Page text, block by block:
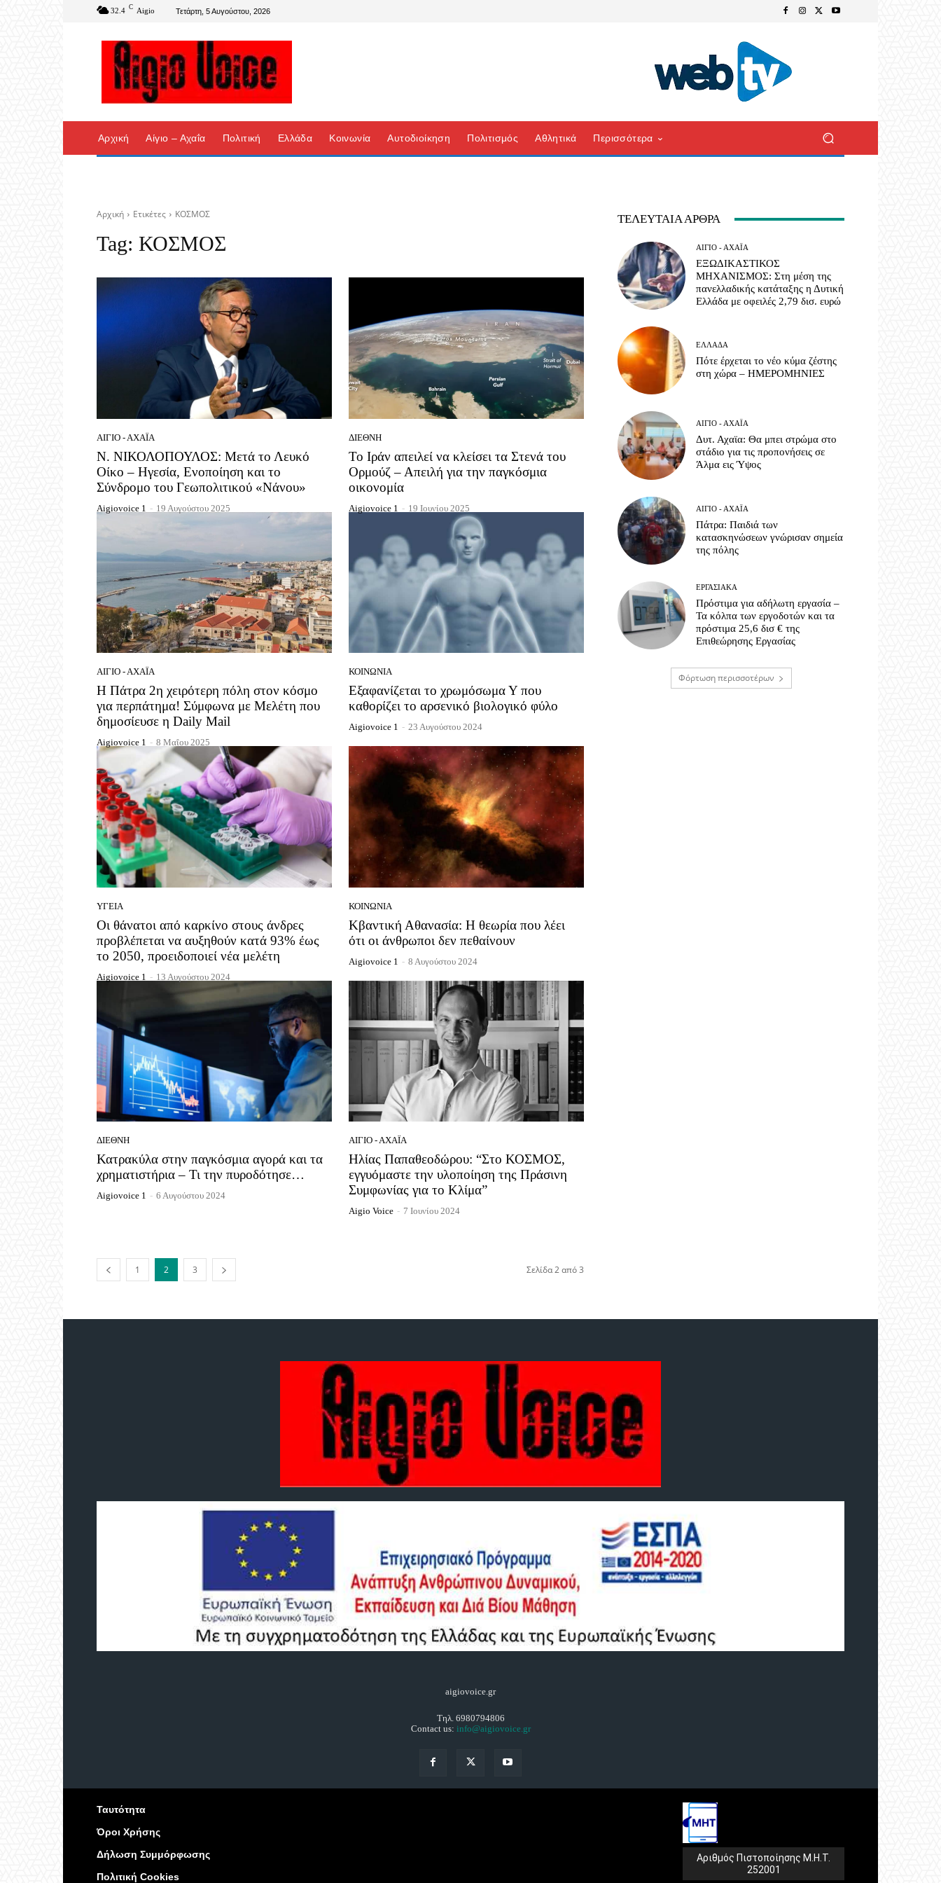
32.4 C Aigio Τετάρτη, 5 Αυγούστου, 2026
Αρχική Αίγιο – Αχαΐα Πολιτική Ελλάδα Κοινωνία Αυτοδιοίκηση Πολιτισμός Αθλητικά Περισσότερα
Αρχική Ετικέτες ΚΟΣΜΟΣ
Tag: ΚΟΣΜΟΣ
ΑΊΓΙΟ - ΑΧΑΪ́Α
Ν. ΝΙΚΟΛΟΠΟΥΛΟΣ: Μετά το Λευκό
Οίκο – Ηγεσία, Ενοποίηση και το
Σύνδρομο του Γεωπολιτικού «Νάνου»
Aigiovoice 1 - 19 Αυγούστου 2025
ΔΙΕΘΝΉ
Το Ιράν απειλεί να κλείσει τα Στενά του
Ορμούζ – Απειλή για την παγκόσμια
οικονομία
Aigiovoice 1 - 19 Ιουνίου 2025
ΑΊΓΙΟ - ΑΧΑΪ́Α
Η Πάτρα 2η χειρότερη πόλη στον κόσμο
για περπάτημα! Σύμφωνα με Μελέτη που
δημοσίευσε η Daily Mail
Aigiovoice 1 - 8 Μαΐου 2025
ΚΟΙΝΩΝΊΑ
Εξαφανίζεται το χρωμόσωμα Υ που
καθορίζει το αρσενικό βιολογικό φύλο
Aigiovoice 1 - 23 Αυγούστου 2024
ΥΓΕΊΑ
Οι θάνατοι από καρκίνο στους άνδρες
προβλέπεται να αυξηθούν κατά 93% έως
το 2050, προειδοποιεί νέα μελέτη
Aigiovoice 1 - 13 Αυγούστου 2024
ΚΟΙΝΩΝΊΑ
Κβαντική Αθανασία: Η θεωρία που λέει
ότι οι άνθρωποι δεν πεθαίνουν
Aigiovoice 1 - 8 Αυγούστου 2024
ΔΙΕΘΝΉ
Κατρακύλα στην παγκόσμια αγορά και τα
χρηματιστήρια – Τι την πυροδότησε…
Aigiovoice 1 - 6 Αυγούστου 2024
ΑΊΓΙΟ - ΑΧΑΪ́Α
Ηλίας Παπαθεοδώρου: “Στο ΚΟΣΜΟΣ,
εγγυόμαστε την υλοποίηση της Πράσινη
Συμφωνίας για το Κλίμα”
Aigio Voice - 7 Ιουνίου 2024
1 2 3 Σελίδα 2 από 3
ΤΕΛΕΥΤΑΊΑ ΆΡΘΡΑ
ΑΊΓΙΟ - ΑΧΑΪ́Α
ΕΞΩΔΙΚΑΣΤΙΚΟΣ
ΜΗΧΑΝΙΣΜΟΣ: Στη μέση της
πανελλαδικής κατάταξης η Δυτική
Ελλάδα με οφειλές 2,79 δισ. ευρώ
ΕΛΛΆΔΑ
Πότε έρχεται το νέο κύμα ζέστης
στη χώρα – ΗΜΕΡΟΜΗΝΙΕΣ
ΑΊΓΙΟ - ΑΧΑΪ́Α
Δυτ. Αχαϊα: Θα μπει στρώμα στο
στάδιο για τις προπονήσεις σε
Άλμα εις Ύψος
ΑΊΓΙΟ - ΑΧΑΪ́Α
Πάτρα: Παιδιά των
κατασκηνώσεων γνώρισαν σημεία
της πόλης
ΕΡΓΑΣΙΑΚΆ
Πρόστιμα για αδήλωτη εργασία –
Τα κόλπα των εργοδοτών και τα
πρόστιμα 25,6 δισ € της
Επιθεώρησης Εργασίας
Φόρτωση περισσοτέρων
aigiovoice.gr
Τηλ. 6980794806
Contact us: info@aigiovoice.gr
Ταυτότητα
Όροι Χρήσης
Δήλωση Συμμόρφωσης
Πολιτική Cookies
Αριθμός Πιστοποίησης Μ.Η.Τ.
252001